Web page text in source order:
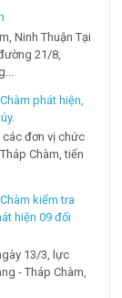
Ninh Thuận Tại
21/8,
phát hiện,
các đơn vị chức
Chàm, tiến
kiểm tra
hiện 09 đối
13/3, lực
- Tháp Chàm,